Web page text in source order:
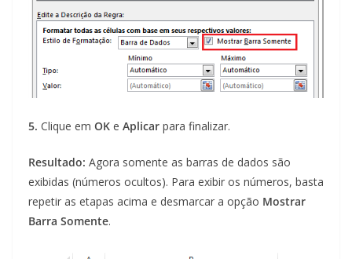
5. Clique em OK e Aplicar para finalizar.
Resultado: Agora somente as barras de dados são
exibidas (números ocultos). Para exibir os números, basta
repetir as etapas acima e desmarcar a opção Mostrar
Barra Somente.